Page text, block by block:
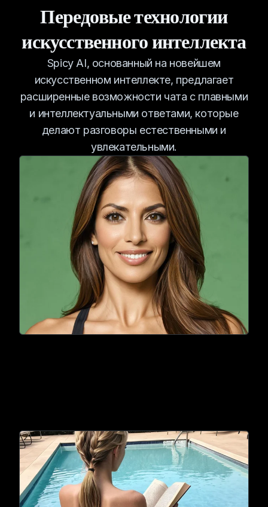
Передовые технологии
искусственного интеллекта
Spicy AI, основанный на новейшем
искусственном интеллекте, предлагает
расширенные возможности чата с плавными
и интеллектуальными ответами, которые
делают разговоры естественными и
увлекательными.